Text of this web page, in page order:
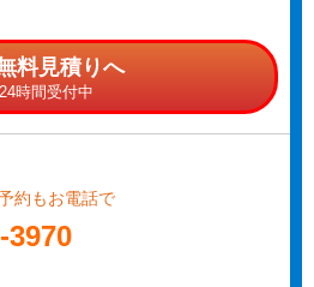
料見積りへ
24時間受付中
約もお電話で
3970